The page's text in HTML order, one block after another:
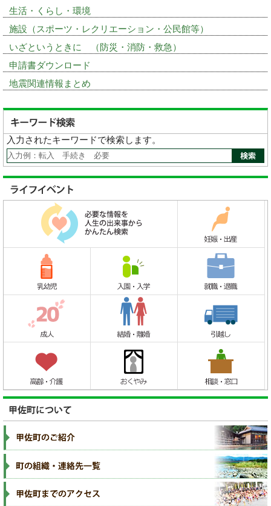
生活・くらし・環境
施設（スポーツ・レクリエーション・公民館等）
いざというときに （防災・消防・救急）
申請書ダウンロード
地震関連情報まとめ
入力されたキーワードで検索します。